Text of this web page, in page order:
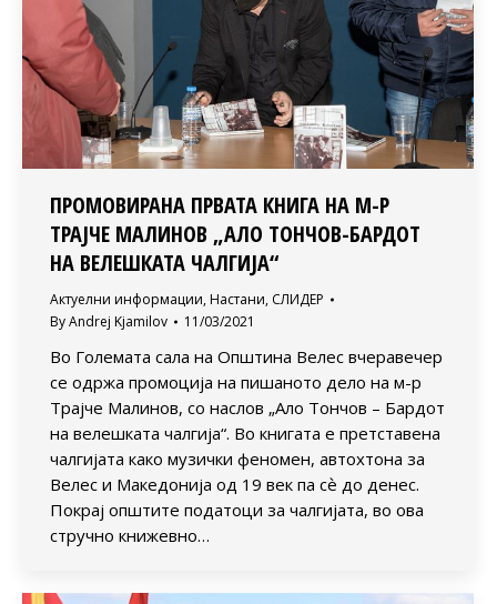
ПРОМОВИРАНА ПРВАТА КНИГА НА М-Р
ТРАЈЧЕ МАЛИНОВ „АЛО ТОНЧОВ-БАРДОТ
НА ВЕЛЕШКАТА ЧАЛГИЈА“
Актуелни информации, Настани, СЛИДЕР
ByAndrej Kjamilov 11/03/2021
Во Големата сала на Општина Велес вчеравечер
се одржа промоција на пишаното дело на м-р
Трајче Малинов, со наслов „Ало Тончов – Бардот
на велешката чалгија“. Во книгата е претставена
чалгијата како музички феномен, автохтона за
Велес и Македонија од 19 век па сѐ до денес.
Покрај општите податоци за чалгијата, во ова
стручно книжевно…